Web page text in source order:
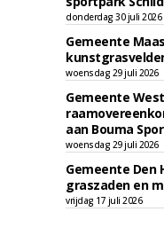
donderdag 30 juli 2026
Gemeente
woensdag 29 juli 2026
Gemeente
aan Bouma
woensdag 29 juli 2026
Gemeente Den
graszaden en
vrijdag 17 juli 2026